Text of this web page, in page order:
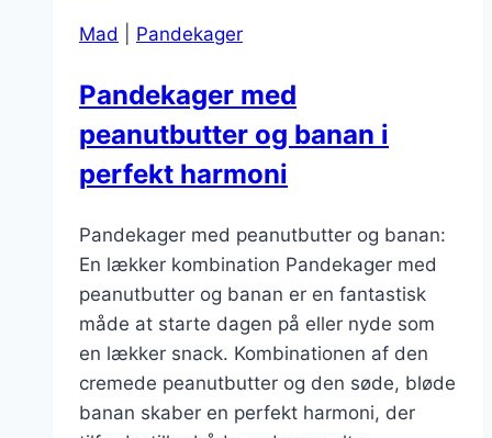
Mad Pandekager
Pandekager med
peanutbutter og banan i
perfekt harmoni
Pandekager med peanutbutter og banan:
En lækker kombination Pandekager med
peanutbutter og banan er en fantastisk
måde at starte dagen på eller nyde som
en lækker snack. Kombinationen af den
cremede peanutbutter og den søde, bløde
banan skaber en perfekt harmoni, der